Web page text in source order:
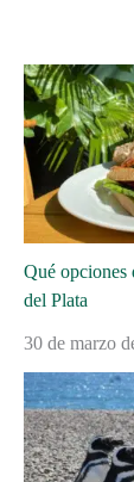
Qué opciones
del Plata
30 de marzo